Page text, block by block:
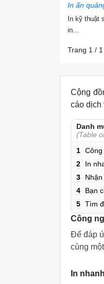
In ấn
In kỹ thuật
in...
Trang 1 / 1
Cộng
cáo dịch
Danh
(Table
1
2
In
3
4
Bạn
5 Tìm
Công
Để đáp
cùng
In